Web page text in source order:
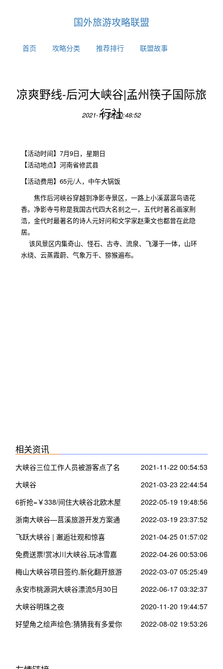
国外旅游攻略联盟
首页 攻略分类 推荐排行 联盟故事
凉爽野线-后河大峡谷|孟州筷子国际旅
行社
2021-10-22 20:48:52
【活动时间】7月9日，星期日
【活动地点】河南省修武县
【活动费用】65元/人，中午大锅饭
焦作后河峡谷穿越到净影寺景区，一路上小溪潺潺鸟语花
香。净影寺号称是我国古代四大名刹之一，五代时著名画家荆
浩，金代时最著名的诗人元好问和文学家赵秉文也都曾在此隐
居。
该风景区内集奇山、怪石、古寺、流泉、飞瀑于一体，山环
水绕、云蒸霞蔚、气象万千、猕猴遍布。
相关资讯
大峡谷三位工作人员被游客点了名
2021-11-22 00:54:53
大峡谷
2021-03-23 22:44:54
6折抢=￥338/间住大峡谷北欧木屋
~看200米瀑布 空中走钢索
2022-05-19 19:48:56
浙南大峡谷—莒溪旅游开发方案通
过评审进入施工设计实施阶段
2022-03-19 23:37:52
飞跃大峡谷 | 邂逅壮观和惊喜
2021-04-25 01:57:02
免费送票!赏冰川大峡谷,玩冰雪嘉
年华~
2022-04-26 00:53:06
梅山大峡谷项目签约,新化翻开旅游
新篇章
2022-03-07 05:25:49
永安市桃源洞大峡谷漂流5月30日
正式启动,明天进入试营业!
2022-06-17 03:32:37
大峡谷明珠之夜
2020-11-20 19:44:57
好望角之绘声绘色:猜猜我有多爱你
2022-08-02 19:53:26